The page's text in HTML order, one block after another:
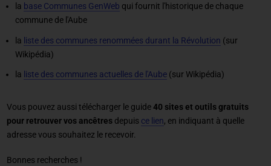
la base Communes GenWeb qui fournit l'historique de chaque
commune de l'Aube
la liste des communes renommées durant la Révolution (sur
Wikipédia)
la liste des communes actuelles de l'Aube(sur Wikipédia)
Vous pouvez aussi télécharger le guide40 sites et outils gratuits
pour retrouver vos ancêtresdepuis ce lien, en indiquant à quelle
adresse vous souhaitez le recevoir.
Bonnes recherches !